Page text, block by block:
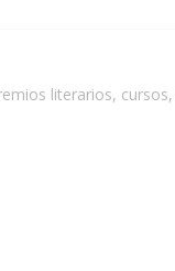
literarios,